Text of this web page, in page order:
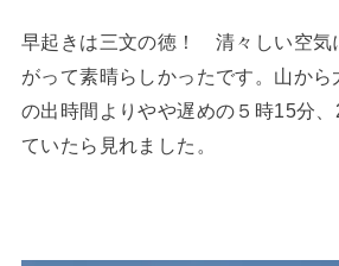
早起きは三文の徳！ 清々しい空気
がって素晴らしかったです。山から
の出時間よりやや遅めの５時15分
ていたら見れました。